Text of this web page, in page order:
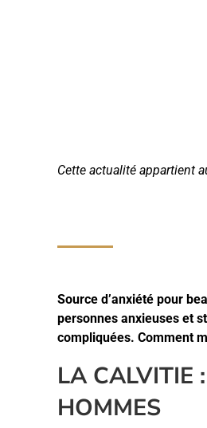
Cette actualité appartient
Source d’anxiété pour
personnes anxieuses et
compliquées. Comment
LA CALVITIE
HOMMES